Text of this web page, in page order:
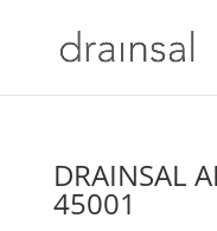
DRAINSAL
45001